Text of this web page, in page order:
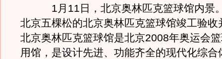
1月11日，北京奥林匹克篮球馆内景
北京五棵松的北京奥林匹克篮球馆竣工验收
北京奥林匹克篮球馆是北京2008年奥运会
用馆，是设计先进、功能齐全的现代化综合